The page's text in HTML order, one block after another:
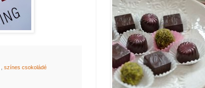
színes csokoládé